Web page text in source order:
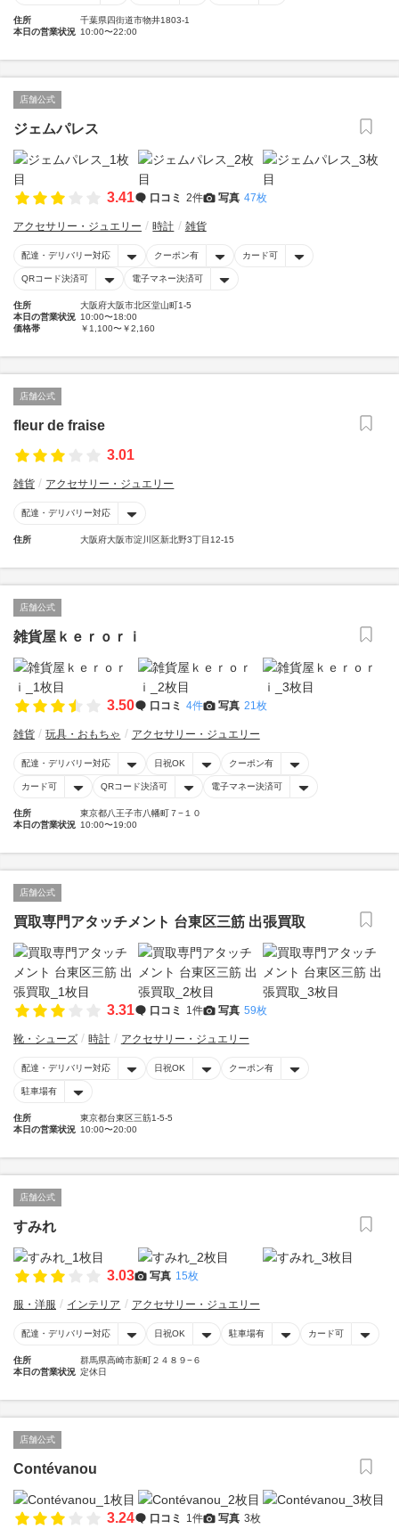
住所
千葉県四街道市物井1803-1
本日の営業状況 10:00〜22:00
店舗公式
ジェムパレス
3.41 口コミ 2件 写真 47枚
アクセサリー・ジュエリー 時計 雑貨
配達・デリバリー対応 クーポン有 カード可
QRコード決済可 電子マネー決済可
住所
大阪府大阪市北区堂山町1-5
本日の営業状況 10:00〜18:00
価格帯
￥1,100〜￥2,160
店舗公式
fleur de fraise
3.01
雑貨 アクセサリー・ジュエリー
配達・デリバリー対応
住所 大阪府大阪市淀川区新北野3丁目12-15
店舗公式
雑貨屋ｋｅｒｏｒｉ
3.50 口コミ 4件 写真 21枚
雑貨 玩具・おもちゃ アクセサリー・ジュエリー
配達・デリバリー対応 日祝OK クーポン有
カード可 QRコード決済可 電子マネー決済可
住所
東京都八王子市八幡町７−１０
本日の営業状況 10:00〜19:00
店舗公式
買取専門アタッチメント 台東区三筋 出張買取
3.31 口コミ 1件 写真 59枚
靴・シューズ 時計 アクセサリー・ジュエリー
配達・デリバリー対応 日祝OK クーポン有
駐車場有
住所
東京都台東区三筋1-5-5
本日の営業状況 10:00〜20:00
店舗公式
すみれ
3.03 写真 15枚
服・洋服 インテリア アクセサリー・ジュエリー
配達・デリバリー対応 日祝OK 駐車場有 カード可
住所
群馬県高崎市新町２４８９−６
本日の営業状況 定休日
店舗公式
Contévanou
3.24 口コミ 1件 写真 3枚